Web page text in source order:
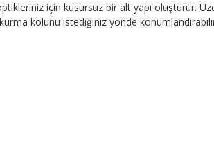
için kusursuz bir alt yapı oluşturur.
kolunu istediğiniz yönde konumlandırabilir